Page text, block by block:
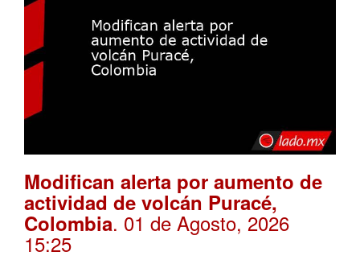
Modifican alerta por aumento de
actividad de volcán Puracé,
Colombia. 01 de Agosto, 2026
15:25